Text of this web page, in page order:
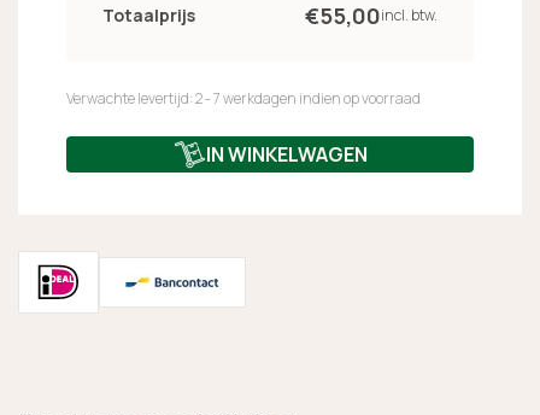
Totaalprijs €55,00incl. btw.
Verwachte levertijd: 2 - 7 werkdagen indien op voorraad
IN WINKELWAGEN